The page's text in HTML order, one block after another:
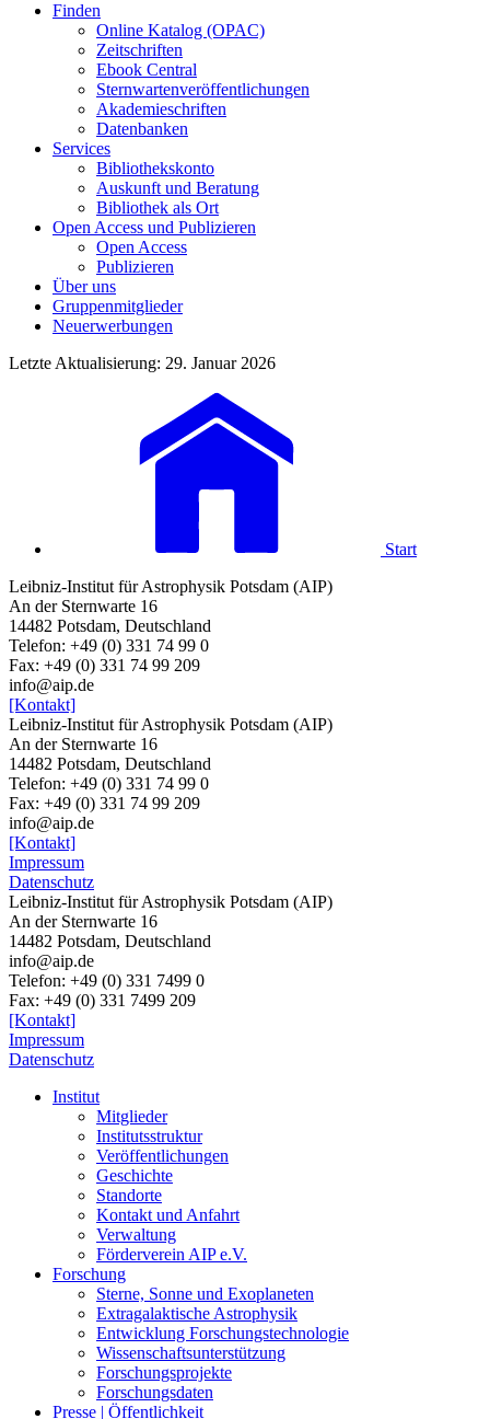
Finden
Online Katalog (OPAC)
Zeitschriften
Ebook Central
Sternwartenveröffentlichungen
Akademieschriften
Datenbanken
Services
Bibliothekskonto
Auskunft und Beratung
Bibliothek als Ort
Open Access und Publizieren
Open Access
Publizieren
Über uns
Gruppenmitglieder
Neuerwerbungen
Letzte Aktualisierung: 29. Januar 2026
Start
Leibniz-Institut für Astrophysik Potsdam (AIP)
An der Sternwarte 16
14482 Potsdam, Deutschland
Telefon: +49 (0) 331 74 99 0
Fax: +49 (0) 331 74 99 209
info@aip.de
[Kontakt]
Leibniz-Institut für Astrophysik Potsdam (AIP)
An der Sternwarte 16
14482 Potsdam, Deutschland
Telefon: +49 (0) 331 74 99 0
Fax: +49 (0) 331 74 99 209
info@aip.de
[Kontakt]
Impressum
Datenschutz
Leibniz-Institut für Astrophysik Potsdam (AIP)
An der Sternwarte 16
14482 Potsdam, Deutschland
info@aip.de
Telefon: +49 (0) 331 7499 0
Fax: +49 (0) 331 7499 209
[Kontakt]
Impressum
Datenschutz
Institut
Mitglieder
Institutsstruktur
Veröffentlichungen
Geschichte
Standorte
Kontakt und Anfahrt
Verwaltung
Förderverein AIP e.V.
Forschung
Sterne, Sonne und Exoplaneten
Extragalaktische Astrophysik
Entwicklung Forschungstechnologie
Wissenschaftsunterstützung
Forschungsprojekte
Forschungsdaten
Presse | Öffentlichkeit